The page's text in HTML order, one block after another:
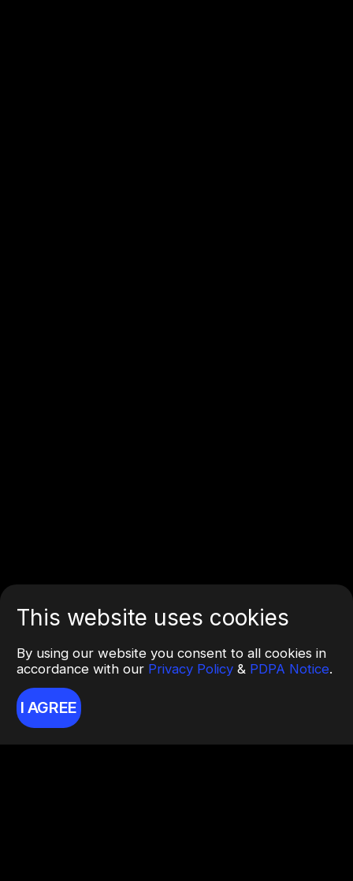
This website uses cookies
By using our website you consent to all cookies in
accordance with our Privacy Policy & PDPA Notice.
I AGREE